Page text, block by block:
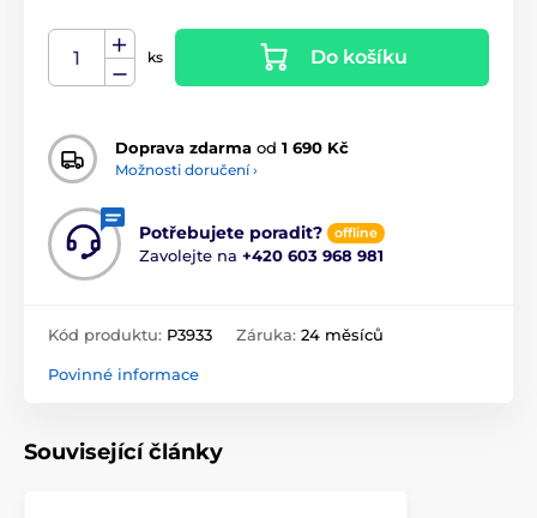
ks Do košíku
Doprava zdarma od 1 690 Kč
Možnosti doručení ›
Potřebujete poradit? offline
Zavolejte na +420 603 968 981
Kód produktu: P3933 Záruka: 24 měsíců
Povinné informace
Související články